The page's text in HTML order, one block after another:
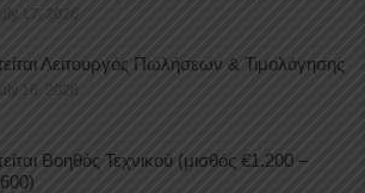
17, 2026
Λειτουργός Πωλήσεων & Τιμολόγησης
16, 2026
Βοηθός Τεχνικού (μισθός €1.200 –